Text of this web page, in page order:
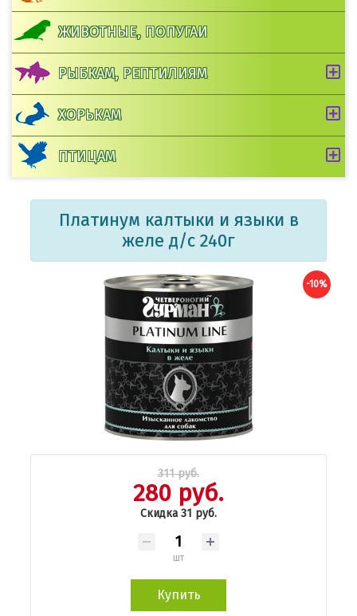
ЖИВОТНЫЕ, ПОПУГАИ
РЫБКАМ, РЕПТИЛИЯМ
ХОРЬКАМ
ПТИЦАМ
Платинум калтыки и языки в
желе д/с 240г
-10%
311 руб.
280 руб.
Скидка 31 руб.
шт
Купить